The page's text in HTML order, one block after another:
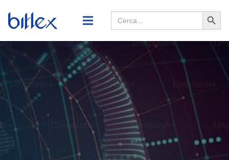
Search
for: